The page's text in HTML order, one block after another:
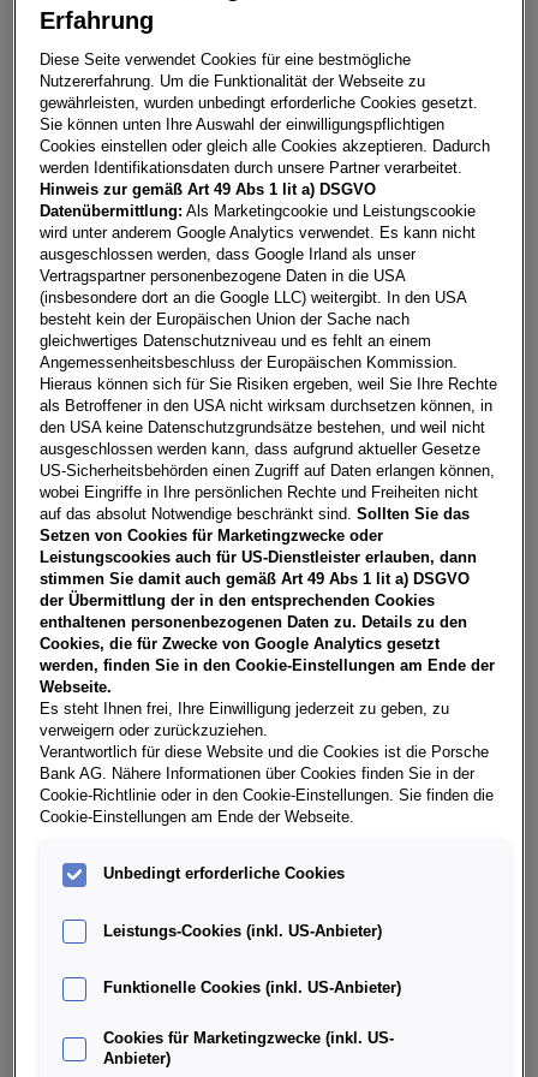
Arona Style 1.0 TSI
9020 Klagenfurt am Wörthersee
Leasing Kredit
€292,52**
pro Monat
Laufzeit
60 Monate
pro Jahr
15.000 km
Eigenleistung
€5.000
Händler kontaktieren
Online-Abschluss anfragen
**Freibleibendes Musterangebot für Mietleasing inkl. USt,
NoVA, zzgl. gesetzl. Vertragsgebühr EUR 148,84 und
Bearbeitungskosten EUR 0,00. Ihr Verkaufsberater freut
sich darauf, Ihnen ein individuelles Angebot erstellen zu
können.
Teilen PDF herunterladen
Weitere Infos & Daten
Fahrzeugdaten
Ausstattung
Finanzierung über die Porsche Bank
Händlerinformation
Erfahrung
Diese Seite verwendet Cookies für eine bestmögliche
Nutzererfahrung. Um die Funktionalität der Webseite zu
gewährleisten, wurden unbedingt erforderliche Cookies gesetzt.
Sie können unten Ihre Auswahl der einwilligungspflichtigen
Cookies einstellen oder gleich alle Cookies akzeptieren. Dadurch
werden Identifikationsdaten durch unsere Partner verarbeitet.
Hinweis zur gemäß Art 49 Abs 1 lit a) DSGVO
Datenübermittlung: Als Marketingcookie und Leistungscookie
wird unter anderem Google Analytics verwendet. Es kann nicht
ausgeschlossen werden, dass Google Irland als unser
Vertragspartner personenbezogene Daten in die USA
(insbesondere dort an die Google LLC) weitergibt. In den USA
besteht kein der Europäischen Union der Sache nach
gleichwertiges Datenschutzniveau und es fehlt an einem
Angemessenheitsbeschluss der Europäischen Kommission.
Hieraus können sich für Sie Risiken ergeben, weil Sie Ihre Rechte
als Betroffener in den USA nicht wirksam durchsetzen können, in
den USA keine Datenschutzgrundsätze bestehen, und weil nicht
ausgeschlossen werden kann, dass aufgrund aktueller Gesetze
US-Sicherheitsbehörden einen Zugriff auf Daten erlangen können,
wobei Eingriffe in Ihre persönlichen Rechte und Freiheiten nicht
auf das absolut Notwendige beschränkt sind.Sollten Sie das
Setzen von Cookies für Marketingzwecke oder
Leistungscookies auch für US-Dienstleister erlauben, dann
stimmen Sie damit auch gemäß Art 49 Abs 1 lit a) DSGVO
der Übermittlung der in den entsprechenden Cookies
enthaltenen personenbezogenen Daten zu. Details zu den
Cookies, die für Zwecke von Google Analytics gesetzt
werden, finden Sie in den Cookie-Einstellungen am Ende der
Webseite.
Es steht Ihnen frei, Ihre Einwilligung jederzeit zu geben, zu
verweigern oder zurückzuziehen.
Verantwortlich für diese Website und die Cookies ist die Porsche
Bank AG. Nähere Informationen über Cookies finden Sie in der
Cookie-Richtlinie oder in den Cookie-Einstellungen. Sie finden die
Cookie-Einstellungen am Ende der Webseite.
Unbedingt erforderliche Cookies
Leistungs-Cookies (inkl. US-Anbieter)
Funktionelle Cookies (inkl. US-Anbieter)
Cookies für Marketingzwecke (inkl. US-
Anbieter)